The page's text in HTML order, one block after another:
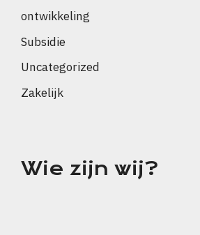
ontwikkeling
Subsidie
Uncategorized
Zakelijk
Wie zijn wij?